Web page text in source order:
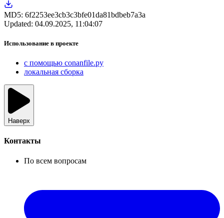
MD5: 6f2253ee3cb3c3bfe01da81bdbeb7a3a
Updated: 04.09.2025, 11:04:07
Использование в проекте
с помощью conanfile.py
локальная сборка
Наверх
Контакты
По всем вопросам